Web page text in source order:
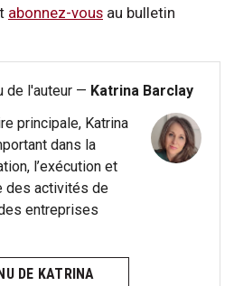
abonnez-vous au bulletin
de l'auteur — Katrina Barclay
principale, Katrina
dans la
l’exécution et
des activités de
entreprises
DE KATRINA